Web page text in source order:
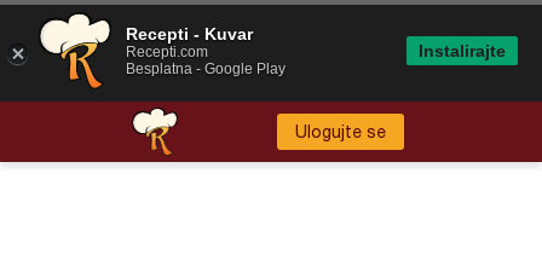
Ulogujte se
Recepti - Kuvar
Recepti.com
Besplatna - Google Play
Instalirajte